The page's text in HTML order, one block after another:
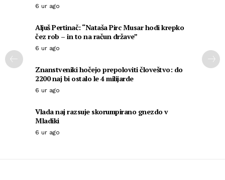
6 ur ago
Aljuš Pertinač: “Nataša Pirc Musar hodi krepko
čez rob – in to na račun države”
6 ur ago
Znanstveniki hočejo prepoloviti človeštvo: do
2200 naj bi ostalo le 4 milijarde
6 ur ago
Vlada naj razsuje skorumpirano gnezdo v
Mladiki
6 ur ago